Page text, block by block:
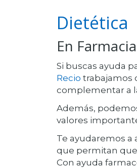
Dietética
En
Si buscas ayuda
Recio trabajamos
complementar a
Además,
valores
Te ayudaremos a
que permitan
Con ayuda